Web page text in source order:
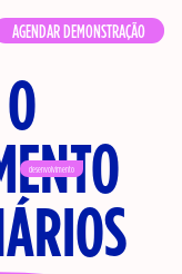
AGENDAR DEMONSTRAÇÃO
desenvolvimento